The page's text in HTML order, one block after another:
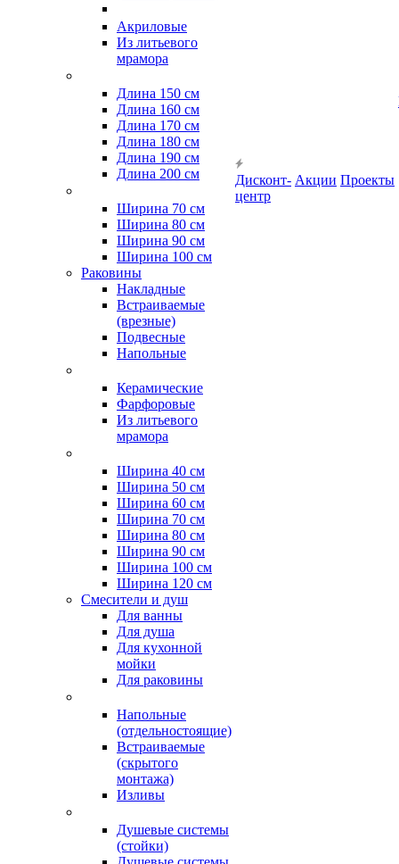
Акриловые
Из литьевого
мрамора
Длина 150 см
Длина 160 см
Длина 170 см
Длина 180 см
Длина 190 см
Длина 200 см
Ширина 70 см
Ширина 80 см
Ширина 90 см
Ширина 100 см
Раковины
Накладные
Встраиваемые
(врезные)
Подвесные
Напольные
Керамические
Фарфоровые
Из литьевого
мрамора
Ширина 40 см
Ширина 50 см
Ширина 60 см
Ширина 70 см
Ширина 80 см
Ширина 90 см
Ширина 100 см
Ширина 120 см
Смесители и душ
Для ванны
Для душа
Для кухонной
мойки
Для раковины
Напольные
(отдельностоящие)
Встраиваемые
(скрытого
монтажа)
Изливы
Душевые системы
(стойки)
Дисконт-
центр
Акции Проекты